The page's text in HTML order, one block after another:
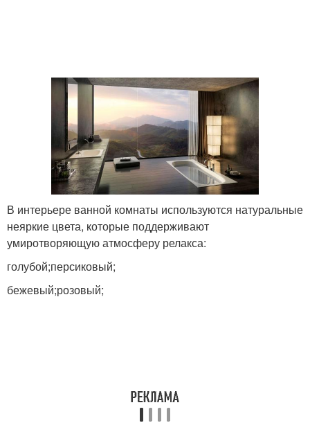
В интерьере ванной комнаты используются натуральные
неяркие цвета, которые поддерживают
умиротворяющую атмосферу релакса:
голубой;персиковый;
бежевый;розовый;